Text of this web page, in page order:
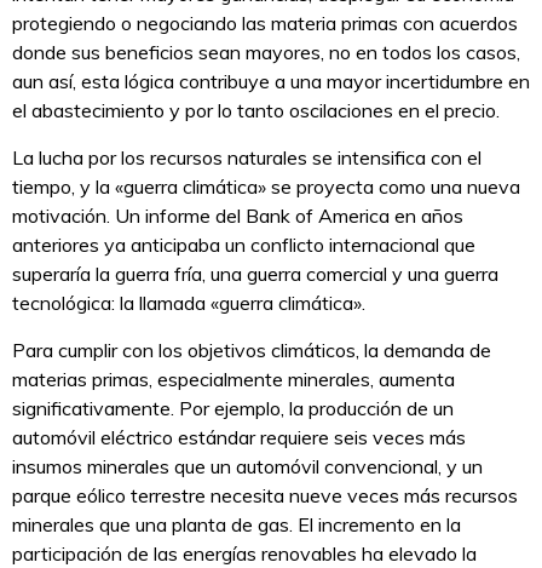
protegiendo o negociando las materia primas con acuerdos
donde sus beneficios sean mayores, no en todos los casos,
aun así, esta lógica contribuye a una mayor incertidumbre en
el abastecimiento y por lo tanto oscilaciones en el precio.
La lucha por los recursos naturales se intensifica con el
tiempo, y la «guerra climática» se proyecta como una nueva
motivación. Un informe del Bank of America en años
anteriores ya anticipaba un conflicto internacional que
superaría la guerra fría, una guerra comercial y una guerra
tecnológica: la llamada «guerra climática».
Para cumplir con los objetivos climáticos, la demanda de
materias primas, especialmente minerales, aumenta
significativamente. Por ejemplo, la producción de un
automóvil eléctrico estándar requiere seis veces más
insumos minerales que un automóvil convencional, y un
parque eólico terrestre necesita nueve veces más recursos
minerales que una planta de gas. El incremento en la
participación de las energías renovables ha elevado la